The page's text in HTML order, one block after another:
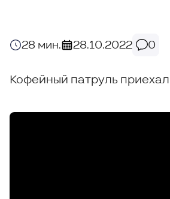
28 мин. 28.10.2022 0
Кофейный патруль